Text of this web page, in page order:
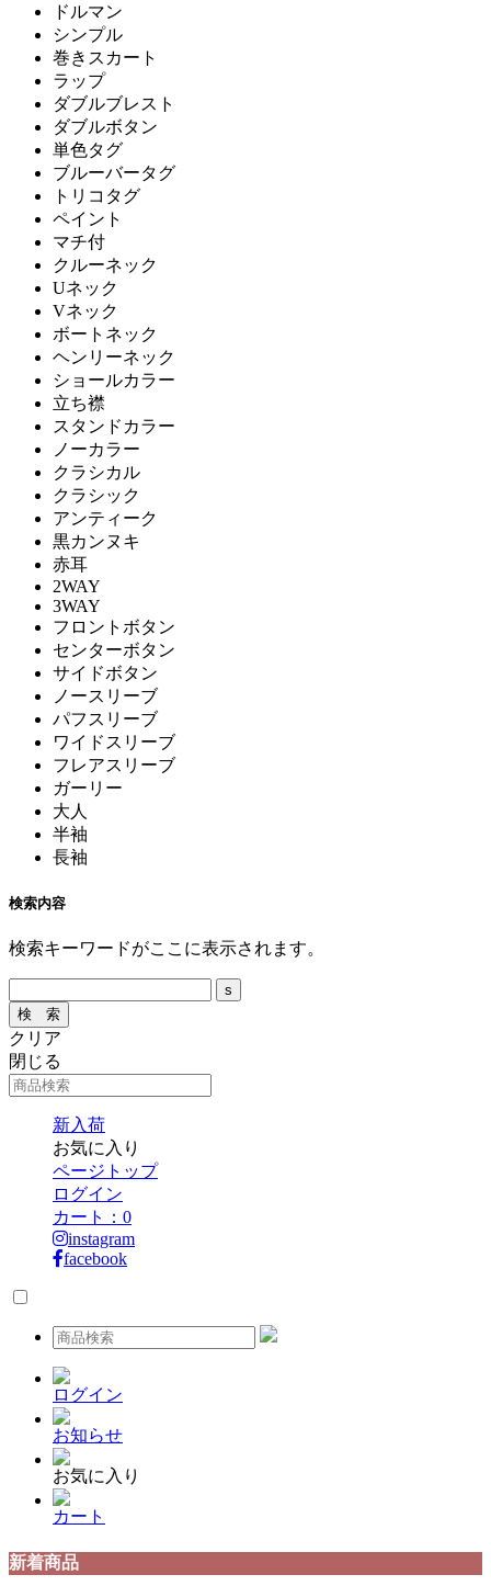
ドルマン
シンプル
巻きスカート
ラップ
ダブルブレスト
ダブルボタン
単色タグ
ブルーバータグ
トリコタグ
ペイント
マチ付
クルーネック
Uネック
Vネック
ボートネック
ヘンリーネック
ショールカラー
立ち襟
スタンドカラー
ノーカラー
クラシカル
クラシック
アンティーク
黒カンヌキ
赤耳
2WAY
3WAY
フロントボタン
センターボタン
サイドボタン
ノースリーブ
パフスリーブ
ワイドスリーブ
フレアスリーブ
ガーリー
大人
半袖
長袖
検索内容
検索キーワードがここに表示されます。
クリア
閉じる
新入荷
お気に入り
ページトップ
ログイン
カート： 0
instagram
facebook
ログイン
お知らせ
お気に入り
カート
新着商品